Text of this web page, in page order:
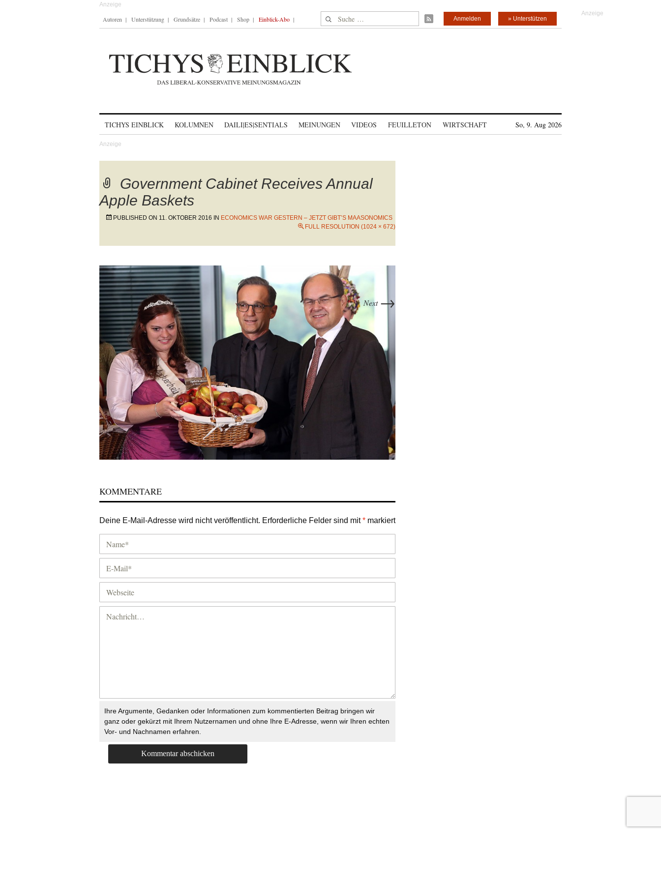
Autoren Unterstützung Grundsätze Podcast Shop Einblick-Abo Suche nach: » Unterstützen
Anmelden
TICHYS EINBLICK KOLUMNEN DAILI|ES|SENTIALS MEINUNGEN VIDEOS FEUILLETON WIRTSCHAFT So, 9. Aug 2026
Government Cabinet Receives Annual
Apple Baskets
PUBLISHED ON 11. OKTOBER 2016 IN ECONOMICS WAR GESTERN – JETZT GIBT’S MAASONOMICS
FULL RESOLUTION (1024 × 672)
Next →
KOMMENTARE
Deine E-Mail-Adresse wird nicht veröffentlicht. Erforderliche Felder sind mit* markiert
Ihre Argumente, Gedanken oder Informationen zum kommentierten Beitrag bringen wir
ganz oder gekürzt mit Ihrem Nutzernamen und ohne Ihre E-Adresse, wenn wir Ihren echten
Vor- und Nachnamen erfahren.